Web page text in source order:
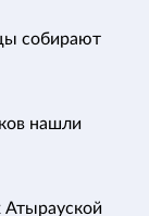
собирают
нашли
Атырауской